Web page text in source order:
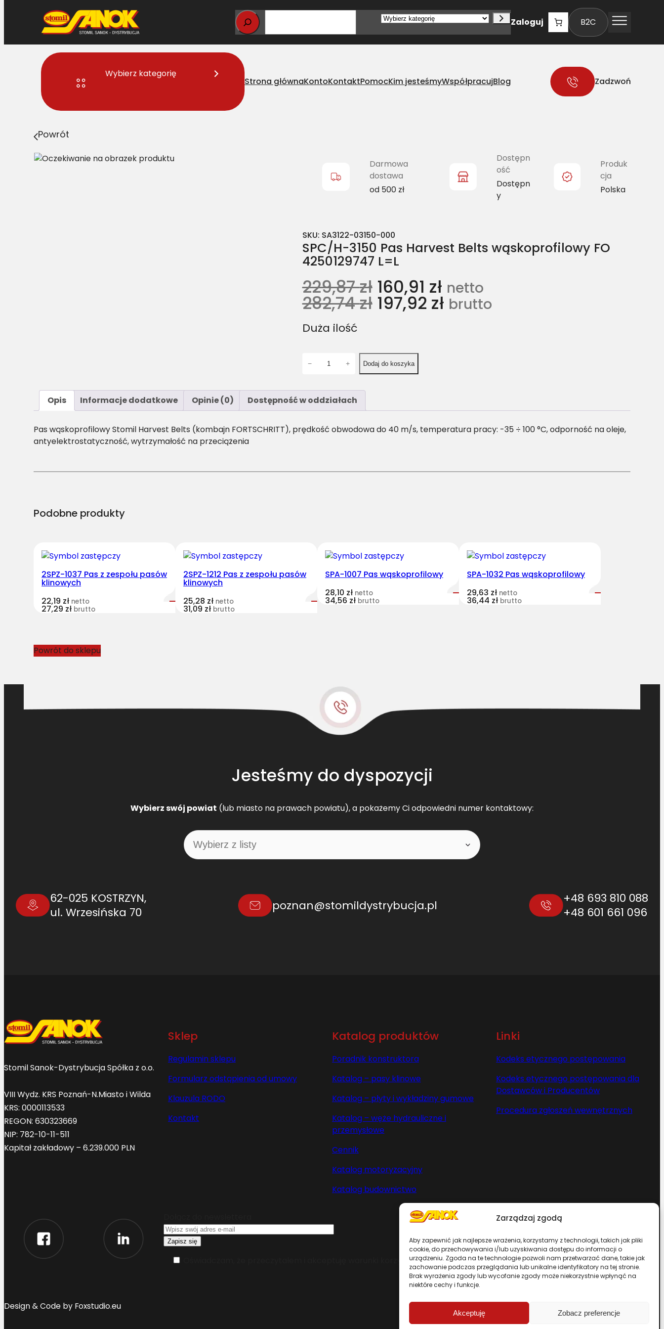
Zarządzaj zgodą
Aby zapewnić jak najlepsze wrażenia, korzystamy z technologii, takich jak pliki
cookie, do przechowywania i/lub uzyskiwania dostępu do informacji o
urządzeniu. Zgoda na te technologie pozwoli nam przetwarzać dane, takie jak
zachowanie podczas przeglądania lub unikalne identyfikatory na tej stronie.
Brak wyrażenia zgody lub wycofanie zgody może niekorzystnie wpłynąć na
niektóre cechy i funkcje.
Akceptuję Zobacz preferencje
Wybierz
Zaloguj B2C
Wybierz kategorię
Strona głównaKontoKontaktPomocKim jesteśmyWspółpracujBlog Zadzwoń
Strona główna > SPC/H-3150 Pas Harvest Belts wąskoprofilowy FO 4250129747 L=L
Powrót
Darmowa
dostawa
od 500 zł
Dostępn
ość
Dostępn
y
Produk
cja
Polska
SKU: SA3122-03150-000
SPC/H-3150 Pas Harvest Belts wąskoprofilowy FO
4250129747 L=L
229,87zł 160,91 zł netto
282,74zł 197,92 zł brutto
Duża ilość
ś
ć
P
H
w
p
r
f
l
4
− + Dodaj do koszyka
Opis Informacje dodatkowe Opinie (0) Dostępność w oddziałach
Pas wąskoprofilowy Stomil Harvest Belts (kombajn FORTSCHRITT), prędkość obwodowa do 40 m/s, temperatura pracy: -35 ÷ 100 °C, odporność na oleje,
antyelektrostatyczność, wytrzymałość na przeciążenia
Podobne produkty
2SPZ-1037 Pas z zespołu pasów
klinowych
22,19 zł netto
27,29 zł brutto
2SPZ-1212 Pas z zespołu pasów
klinowych
25,28 zł netto
31,09 zł brutto
SPA-1007 Pas wąskoprofilowy
28,10 zł netto
34,56 zł brutto
SPA-1032 Pas wąskoprofilowy
29,63 zł netto
36,44 zł brutto
Powrót do sklepu
Jesteśmy do dyspozycji
Wybierz swój powiat (lub miasto na prawach powiatu), a pokażemy Ci odpowiedni numer kontaktowy:
62-025 KOSTRZYN,
ul. Wrzesińska 70
poznan@stomildystrybucja.pl
+48 693 810 088
+48 601 661 096
Stomil Sanok-Dystrybucja Spółka z o.o.
VIII Wydz. KRS Poznań-N.Miasto i Wilda
KRS: 0000113533
REGON: 630323669
NIP: 782-10-11-511
Kapitał zakładowy – 6.239.000 PLN
Sklep
Regulamin sklepu
Formularz odstąpienia od umowy
Klauzula RODO
Kontakt
Katalog produktów
Poradnik konstruktora
Katalog – pasy klinowe
Katalog – płyty i wykładziny gumowe
Katalog – węże hydrauliczne i
przemysłowe
Cennik
Katalog motoryzacyjny
Katalog budownictwo
Linki
Kodeks etycznego postępowania
Kodeks etycznego postępowania dla
Dostawców i Producentów
Procedura zgłoszeń wewnętrznych
Oświadczam, że przeczytałem i akceptuję warunki korzystania z serwisu
Chcesz zostać dystrybutorem?
Design & Code by Foxstudio.eu Przewiń stronę do góry